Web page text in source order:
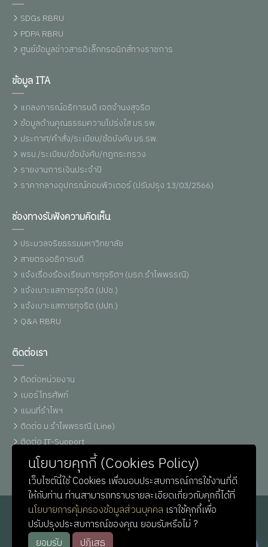
SDGs RBRU
PDPA RBRU
ศูนย์ข้อมูลข่าวสารอิเล็กทรอนิกส์ทางราชการ
ข้อมูล ITA
แถลงการณ์อธิการบดี เจตจำนงสุจริต
ข้อมูลด้านคุณธรรมความโปร่งใส มร.รพ.
ประกาศ/คำสั่ง/ระเบียบ/ข้อบังคับ มร.รพ.
พรบ./ระเบียบ/ข้อบังคับ/กฏกระทรวง
รายงานการเงินประจำปี
ราคากลางอุปกรณ์คอมพิวเตอร์ (ปรับปรุง 13/03/2566)
ช่องทางรับฟังความคิดเห็น
ประมวลจริยธรรมมหาวิทยาลัย
สายตรงอธิการบดี
แจ้งเรื่องร้องเรียนการทุจริตฯ (มรภ.รำไพพรรณี)
แจ้งเบาะแสการทุจริต (ปปช.)
แจ้งเบาะแสการทุจริต (ปปท.)
Q&A RBRU
ติดต่อเรา
ติดต่อหน่วยงาน
เบอร์โทรศัพท์
แผนที่รำไพฯ
ติดต่อ ม.รำไพพรรณี (Line)
ติดต่อ IT-Support
หน่วยประชาสัมพันธ์
นโยบายคุกกี้ (Cookies Policy)
เว็บไซต์นี้ใช้ Cookies เพื่อมอบประสบการณ์การใช้งานที่ดี
ให้กับท่าน ท่านสามารถทราบรายละเอียดเกี่ยวกับคุกกี้ได้ที่
นโยบายการคุ้มครองข้อมูลส่วนบุคคล เราใช้คุกกี้เพื่อ
ปรับปรุงประสบการณ์ของคุณ ยอมรับหรือไม่ ?
ยอมรับ
ปฏิเสธ